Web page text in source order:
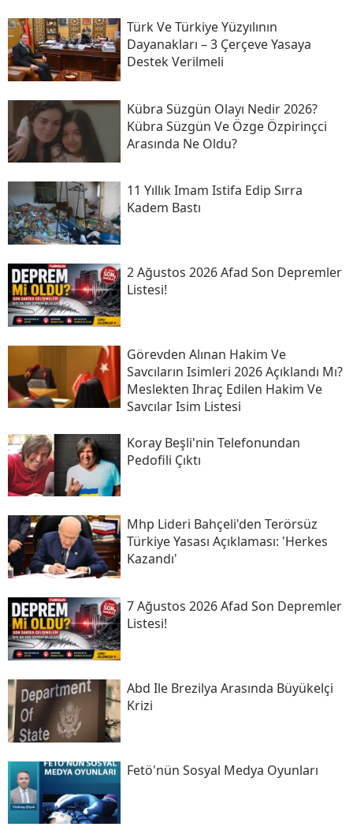
Türk Ve Türkiye Yüzyılının
Dayanakları – 3 Çerçeve Yasaya
Destek Verilmeli
Kübra Süzgün Olayı Nedir 2026?
Kübra Süzgün Ve Özge Özpirinçci
Arasında Ne Oldu?
11 Yıllık Imam Istifa Edip Sırra
Kadem Bastı
2 Ağustos 2026 Afad Son Depremler
Listesi!
Görevden Alınan Hakim Ve
Savcıların Isimleri 2026 Açıklandı Mı?
Meslekten Ihraç Edilen Hakim Ve
Savcılar Isim Listesi
Koray Beşli'nin Telefonundan
Pedofili Çıktı
Mhp Lideri Bahçeli'den Terörsüz
Türkiye Yasası Açıklaması: 'herkes
Kazandı'
7 Ağustos 2026 Afad Son Depremler
Listesi!
Abd Ile Brezilya Arasında Büyükelçi
Krizi
Fetö'nün Sosyal Medya Oyunları